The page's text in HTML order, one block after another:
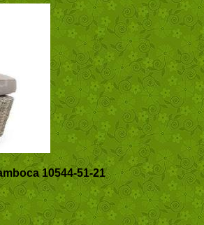
10544-51-21